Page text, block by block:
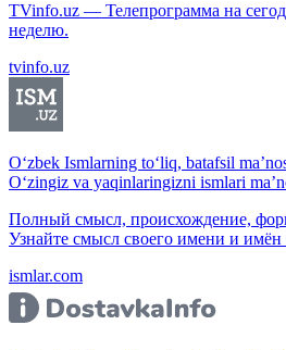
TVinfo.uz — Телепрограмма на
неделю.
tvinfo.uz
O‘zbek Ismlarning to‘liq, batafsil
O‘zingiz va yaqinlaringizni ismlari
Полный смысл, происхождение,
Узнайте смысл своего имени и имён
ismlar.com